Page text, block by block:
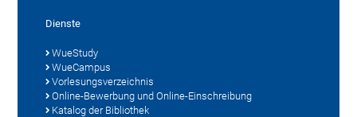
Dienste
WueStudy
WueCampus
Vorlesungsverzeichnis
Online-Bewerbung und Online-Einschreibung
Katalog der Bibliothek